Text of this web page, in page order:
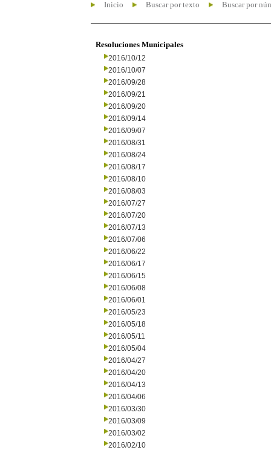
Inicio Buscar por texto Buscar por
Resoluciones Municipales
2016/10/12
2016/10/07
2016/09/28
2016/09/21
2016/09/20
2016/09/14
2016/09/07
2016/08/31
2016/08/24
2016/08/17
2016/08/10
2016/08/03
2016/07/27
2016/07/20
2016/07/13
2016/07/06
2016/06/22
2016/06/17
2016/06/15
2016/06/08
2016/06/01
2016/05/23
2016/05/18
2016/05/11
2016/05/04
2016/04/27
2016/04/20
2016/04/13
2016/04/06
2016/03/30
2016/03/09
2016/03/02
2016/02/10